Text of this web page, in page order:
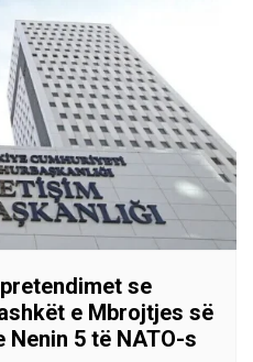
se
e Mbrojtjes së
Nenin 5 të NATO-s